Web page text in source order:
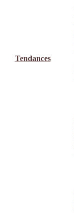
Tendances